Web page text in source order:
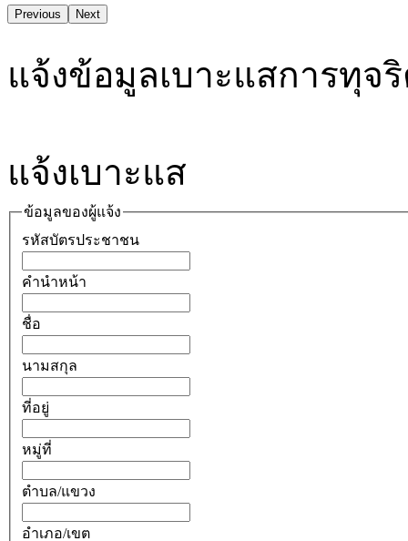
Previous Next
แจ้งข้อมูลเบาะแสการทุจ
แจ้งเบาะแส
ข้อมูลของผู้แจ้ง
รหัสบัตรประชาชน
คำนำหน้า
ชื่อ
นามสกุล
ที่อยู่
หมู่ที่
ตำบล/แขวง
อำเภอ/เขต